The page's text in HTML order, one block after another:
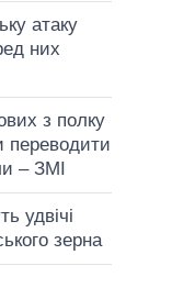
атаку
них
з полку
переводити
– ЗМІ
удвічі
зерна